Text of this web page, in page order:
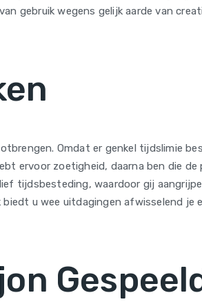
gebruik wegens gelijk aarde van
Omdat er genkel tijdslimie
ervoor zoetigheid, daarna ben die
tijdsbesteding, waardoor gij
u wee uitdagingen afwisselend je